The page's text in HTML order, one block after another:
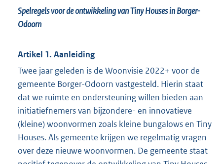
Spelregels voor de ontwikkeling van Tiny Houses in Borger-
Odoorn
Artikel 1. Aanleiding
Twee jaar geleden is de Woonvisie 2022+ voor de
gemeente Borger-Odoorn vastgesteld. Hierin staat
dat we ruimte en ondersteuning willen bieden aan
initiatiefnemers van bijzondere- en innovatieve
(kleine) woonvormen zoals kleine bungalows en Tiny
Houses. Als gemeente krijgen we regelmatig vragen
over deze nieuwe woonvormen. De gemeente staat